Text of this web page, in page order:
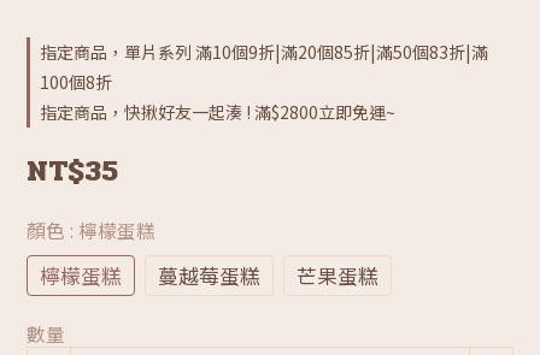
指定商品，單片系列 滿10個9折|滿20個85折|滿50個83折|滿
100個8折
指定商品，快揪好友一起湊 ! 滿$2800立即免運~
NT$35
顏色 : 檸檬蛋糕
檸檬蛋糕 蔓越莓蛋糕 芒果蛋糕
數量